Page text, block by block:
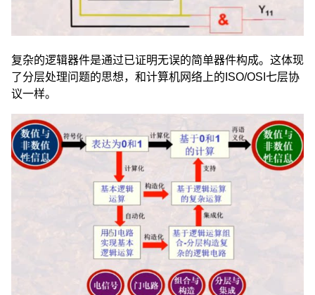
复杂的逻辑器件是通过已证明无误的简单器件构成。这体现
了分层处理问题的思想，和计算机网络上的ISO/OSI七层协
议一样。